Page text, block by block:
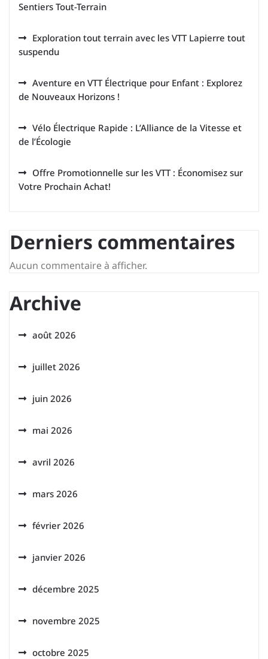
Sentiers Tout-Terrain
Exploration tout terrain avec les VTT Lapierre tout
suspendu
Aventure en VTT Électrique pour Enfant : Explorez
de Nouveaux Horizons !
Vélo Électrique Rapide : L’Alliance de la Vitesse et
de l’Écologie
Offre Promotionnelle sur les VTT : Économisez sur
Votre Prochain Achat!
Derniers commentaires
Aucun commentaire à afficher.
Archive
août 2026
juillet 2026
juin 2026
mai 2026
avril 2026
mars 2026
février 2026
janvier 2026
décembre 2025
novembre 2025
octobre 2025